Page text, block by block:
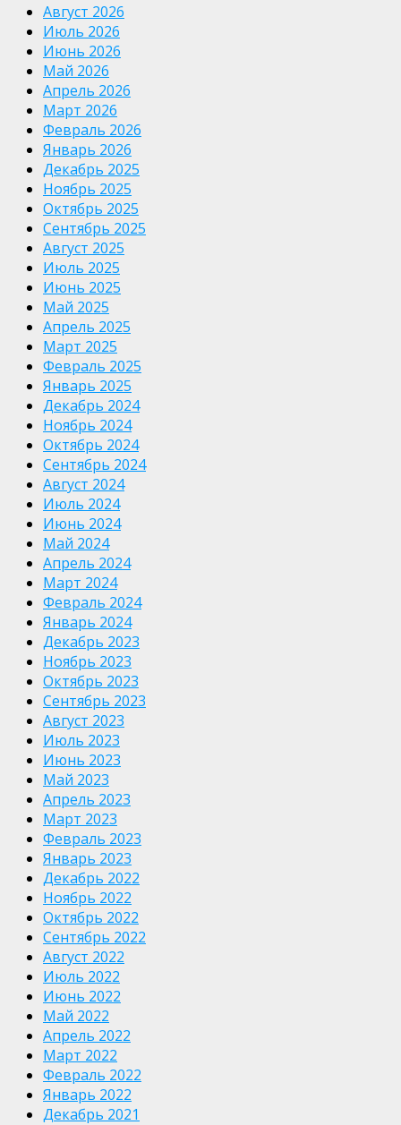
Август 2026
Июль 2026
Июнь 2026
Май 2026
Апрель 2026
Март 2026
Февраль 2026
Январь 2026
Декабрь 2025
Ноябрь 2025
Октябрь 2025
Сентябрь 2025
Август 2025
Июль 2025
Июнь 2025
Май 2025
Апрель 2025
Март 2025
Февраль 2025
Январь 2025
Декабрь 2024
Ноябрь 2024
Октябрь 2024
Сентябрь 2024
Август 2024
Июль 2024
Июнь 2024
Май 2024
Апрель 2024
Март 2024
Февраль 2024
Январь 2024
Декабрь 2023
Ноябрь 2023
Октябрь 2023
Сентябрь 2023
Август 2023
Июль 2023
Июнь 2023
Май 2023
Апрель 2023
Март 2023
Февраль 2023
Январь 2023
Декабрь 2022
Ноябрь 2022
Октябрь 2022
Сентябрь 2022
Август 2022
Июль 2022
Июнь 2022
Май 2022
Апрель 2022
Март 2022
Февраль 2022
Январь 2022
Декабрь 2021